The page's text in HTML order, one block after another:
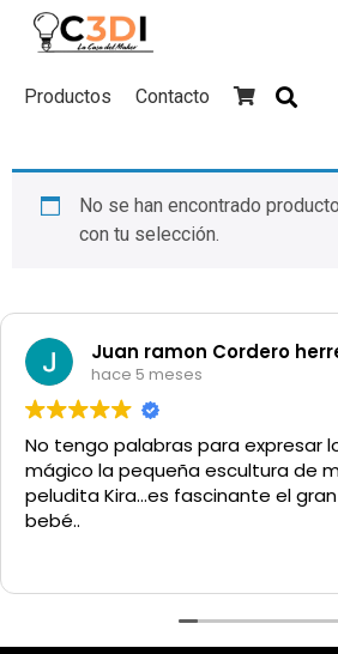
Productos Contacto
content
No se han encontrado
con tu selección.
Juan ramon Cordero
hace 5 meses
No tengo palabras para expresar
mágico la pequeña escultura de
peludita Kira...es fascinante el
bebé..